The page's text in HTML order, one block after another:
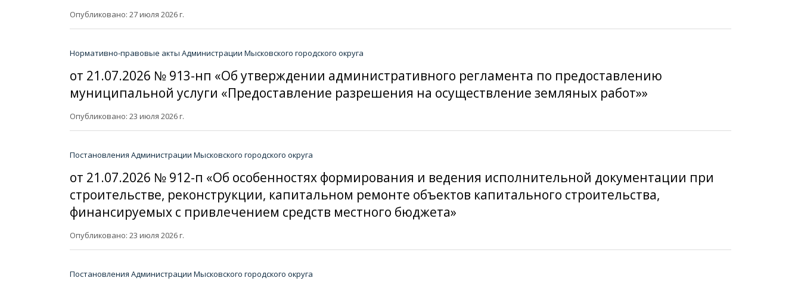
Опубликовано: 27 июля 2026 г.
Нормативно-правовые акты Администрации Мысковского городского округа
от 21.07.2026 № 913-нп «Об утверждении административного регламента по предоставлению
муниципальной услуги «Предоставление разрешения на осуществление земляных работ»»
Опубликовано: 23 июля 2026 г.
Постановления Администрации Мысковского городского округа
от 21.07.2026 № 912-п «Об особенностях формирования и ведения исполнительной документации при
строительстве, реконструкции, капитальном ремонте объектов капитального строительства,
финансируемых с привлечением средств местного бюджета»
Опубликовано: 23 июля 2026 г.
Постановления Администрации Мысковского городского округа